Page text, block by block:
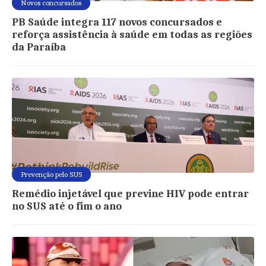
Novos concursados
PB Saúde integra 117 novos concursados e
reforça assistência à saúde em todas as regiões
da Paraíba
Prevenção pelo SUS
Remédio injetável que previne HIV pode entrar
no SUS até o fim o ano